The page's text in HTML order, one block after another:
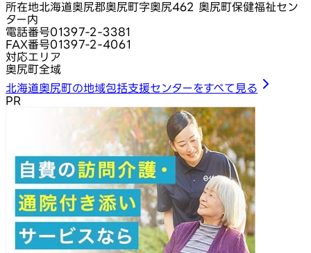
所在地北海道奥尻郡奥尻町字奥尻462 奥尻町保健福祉セン
ター内
電話番号01397-2-3381
FAX番号01397-2-4061
対応エリア
奥尻町全域
北海道奥尻町の地域包括支援センターをすべて見る
PR